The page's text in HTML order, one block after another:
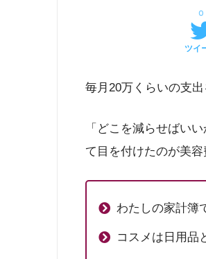
ツイ
0
毎月20万くらいの支
「どこを減らせばい
て目を付けたのが美容
わたしの家計簿
コスメは日用品